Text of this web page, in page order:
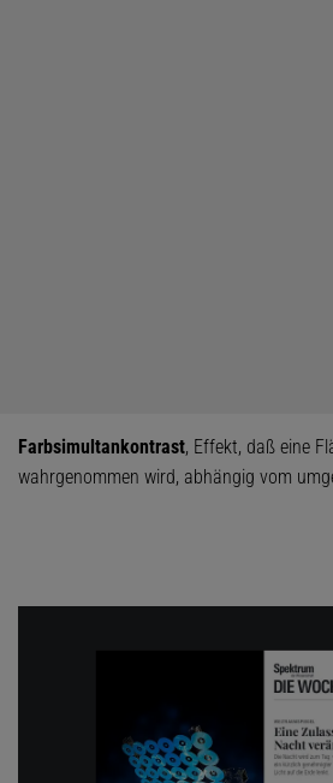
Farbsimultankontrast, Effekt, daß eine
wahrgenommen wird, abhängig vom